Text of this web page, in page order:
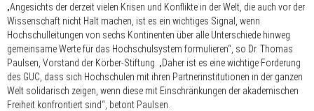
„Angesichts der derzeit vielen Krisen und Konflikte in der Welt, die auch vor der
Wissenschaft nicht Halt machen, ist es ein wichtiges Signal, wenn
Hochschulleitungen von sechs Kontinenten über alle Unterschiede hinweg
gemeinsame Werte für das Hochschulsystem formulieren“, so Dr. Thomas
Paulsen, Vorstand der Körber-Stiftung. „Daher ist es eine wichtige Forderung
des GUC, dass sich Hochschulen mit ihren Partnerinstitutionen in der ganzen
Welt solidarisch zeigen, wenn diese mit Einschränkungen der akademischen
Freiheit konfrontiert sind“, betont Paulsen.